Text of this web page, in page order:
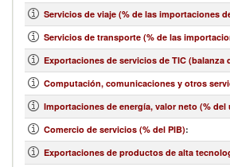
Servicios de viaje (% de las importaciones
Servicios de transporte (% de las
Exportaciones de servicios de TIC (balanza
Computación, comunicaciones y otros
Importaciones de energía, valor neto (% del
Comercio de servicios (% del PIB):
Exportaciones de productos de alta